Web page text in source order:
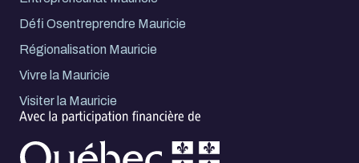
Défi Osentreprendre Mauricie
Régionalisation Mauricie
Vivre la Mauricie
Visiter la Mauricie